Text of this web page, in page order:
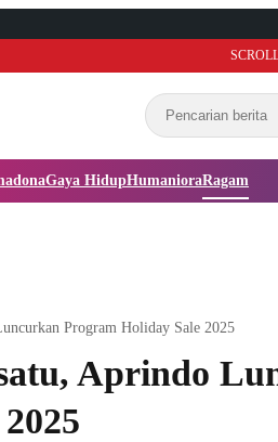
Gaya HidupHumanioraRagam
Program Holiday Sale 2025
Aprindo